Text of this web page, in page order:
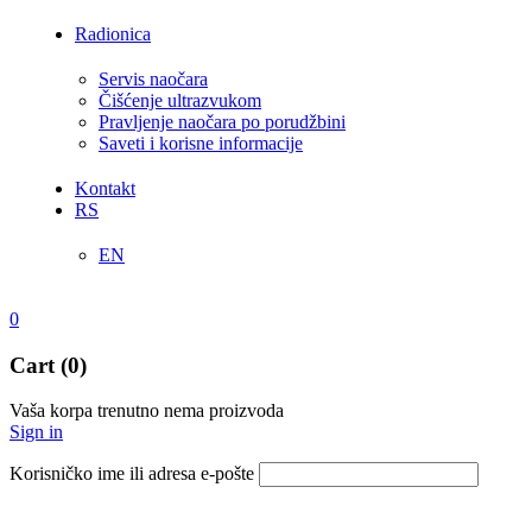
Radionica
Servis naočara
Čišćenje ultrazvukom
Pravljenje naočara po porudžbini
Saveti i korisne informacije
Kontakt
RS
EN
0
Cart (0)
Vaša korpa trenutno nema proizvoda
Sign in
Korisničko ime ili adresa e-pošte